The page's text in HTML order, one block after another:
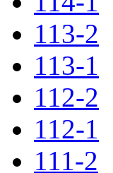
113-2
113-1
112-2
112-1
111-2